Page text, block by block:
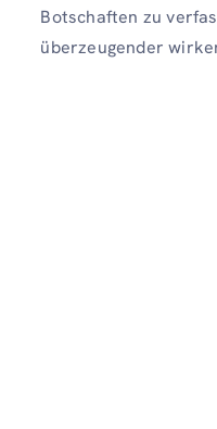
Botschaften zu
überzeugender